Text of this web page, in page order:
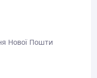
Нової Пошти